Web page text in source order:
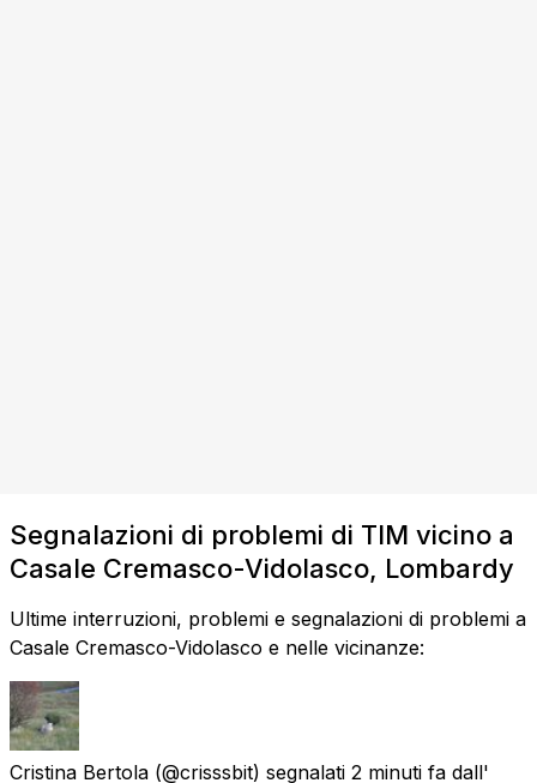
Segnalazioni di problemi di TIM vicino a
Casale Cremasco-Vidolasco, Lombardy
Ultime interruzioni, problemi e segnalazioni di problemi a
Casale Cremasco-Vidolasco e nelle vicinanze:
Cristina Bertola (@crisssbit) segnalati 2 minuti fa dall'